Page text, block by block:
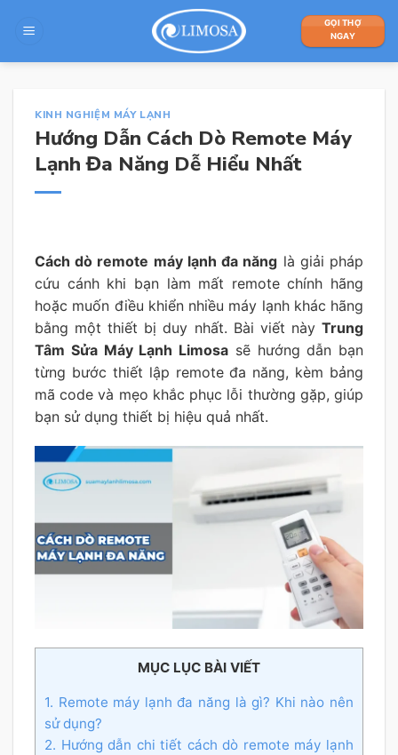
GỌI THỢ
NGAY
KINH NGHIỆM MÁY LẠNH
Hướng Dẫn Cách Dò Remote Máy
Lạnh Đa Năng Dễ Hiểu Nhất
Cách dò remote máy lạnh đa năng là giải pháp
cứu cánh khi bạn làm mất remote chính hãng
hoặc muốn điều khiển nhiều máy lạnh khác hãng
bằng một thiết bị duy nhất. Bài viết này Trung
Tâm Sửa Máy Lạnh Limosa sẽ hướng dẫn bạn
từng bước thiết lập remote đa năng, kèm bảng
mã code và mẹo khắc phục lỗi thường gặp, giúp
bạn sử dụng thiết bị hiệu quả nhất.
MỤC LỤC BÀI VIẾT
1. Remote máy lạnh đa năng là gì? Khi nào nên
sử dụng?
2. Hướng dẫn chi tiết cách dò remote máy lạnh